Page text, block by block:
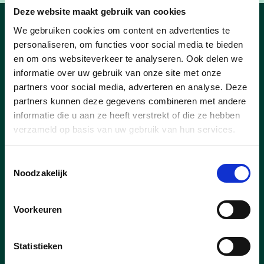
Deze website maakt gebruik van cookies
We gebruiken cookies om content en advertenties te
personaliseren, om functies voor social media te bieden
en om ons websiteverkeer te analyseren. Ook delen we
informatie over uw gebruik van onze site met onze
partners voor social media, adverteren en analyse. Deze
partners kunnen deze gegevens combineren met andere
informatie die u aan ze heeft verstrekt of die ze hebben
verzameld op basis van uw gebruik van hun services.
Noodzakelijk
Voorkeuren
Statistieken
Nieuws
18/10/24